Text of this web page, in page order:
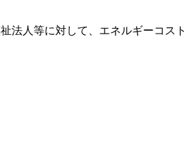
法人等に対して、エネルギーコス